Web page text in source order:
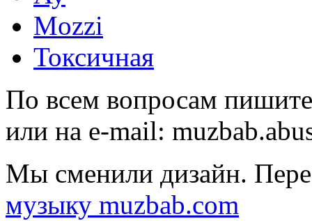
Mozzi
Токсичная
По всем вопросам
или на e-mail:
Мы сменили дизайн.
музыку muzbab.com